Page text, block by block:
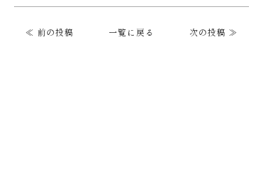
≪ 前の投稿 一覧に戻る 次の投稿 ≫